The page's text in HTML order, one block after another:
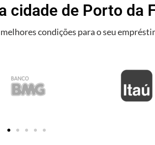
cidade de Porto da
condições para o seu